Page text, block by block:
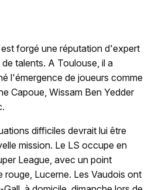
forgé une réputation d'expert
talents. A Toulouse, il a
l'émergence de joueurs comme
Capoue, Wissam Ben Yedder
difficiles devrait lui être
mission. Le LS occupe en
League, avec un point
rouge, Lucerne. Les Vaudois ont